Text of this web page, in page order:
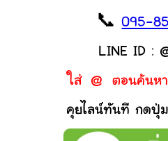
📞095-
LINE ID :
ใส่ @ ตอนค้นห
คุยไลน์ทันที กดปุ่ม